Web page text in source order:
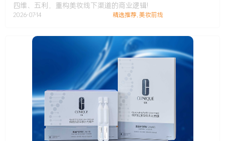
四维、五利，重构美妆线下渠道的商业逻辑!
2026-07-14 精选推荐,美妆前线